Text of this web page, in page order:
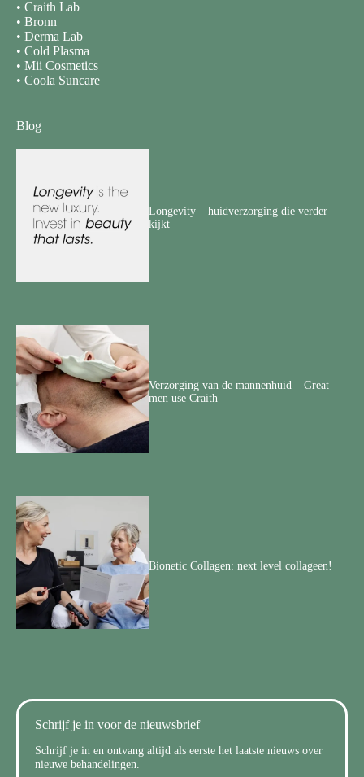
• Craith Lab
• Bronn
• Derma Lab
• Cold Plasma
• Mii Cosmetics
• Coola Suncare
Blog
Longevity – huidverzorging die verder
kijkt
Verzorging van de mannenhuid – Great
men use Craith
Bionetic Collagen: next level collageen!
Schrijf je in voor de nieuwsbrief
Schrijf je in en ontvang altijd als eerste het laatste nieuws over
nieuwe behandelingen.